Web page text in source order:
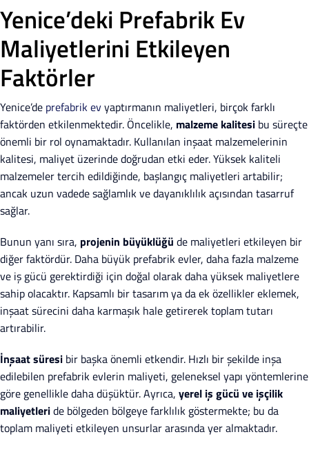
Yenice’deki Prefabrik Ev
Maliyetlerini Etkileyen
Faktörler
Yenice’de prefabrik evyaptırmanın maliyetleri, birçok farklı
faktörden etkilenmektedir. Öncelikle, malzeme kalitesi bu süreçte
önemli bir rol oynamaktadır. Kullanılan inşaat malzemelerinin
kalitesi, maliyet üzerinde doğrudan etki eder. Yüksek kaliteli
malzemeler tercih edildiğinde, başlangıç maliyetleri artabilir;
ancak uzun vadede sağlamlık ve dayanıklılık açısından tasarruf
sağlar.
Bunun yanı sıra, projenin büyüklüğü de maliyetleri etkileyen bir
diğer faktördür. Daha büyük prefabrik evler, daha fazla malzeme
ve iş gücü gerektirdiği için doğal olarak daha yüksek maliyetlere
sahip olacaktır. Kapsamlı bir tasarım ya da ek özellikler eklemek,
inşaat sürecini daha karmaşık hale getirerek toplam tutarı
artırabilir.
İnşaat süresi bir başka önemli etkendir. Hızlı bir şekilde inşa
edilebilen prefabrik evlerin maliyeti, geleneksel yapı yöntemlerine
göre genellikle daha düşüktür. Ayrıca, yerel iş gücü ve işçilik
maliyetleride bölgeden bölgeye farklılık göstermekte; bu da
toplam maliyeti etkileyen unsurlar arasında yer almaktadır.